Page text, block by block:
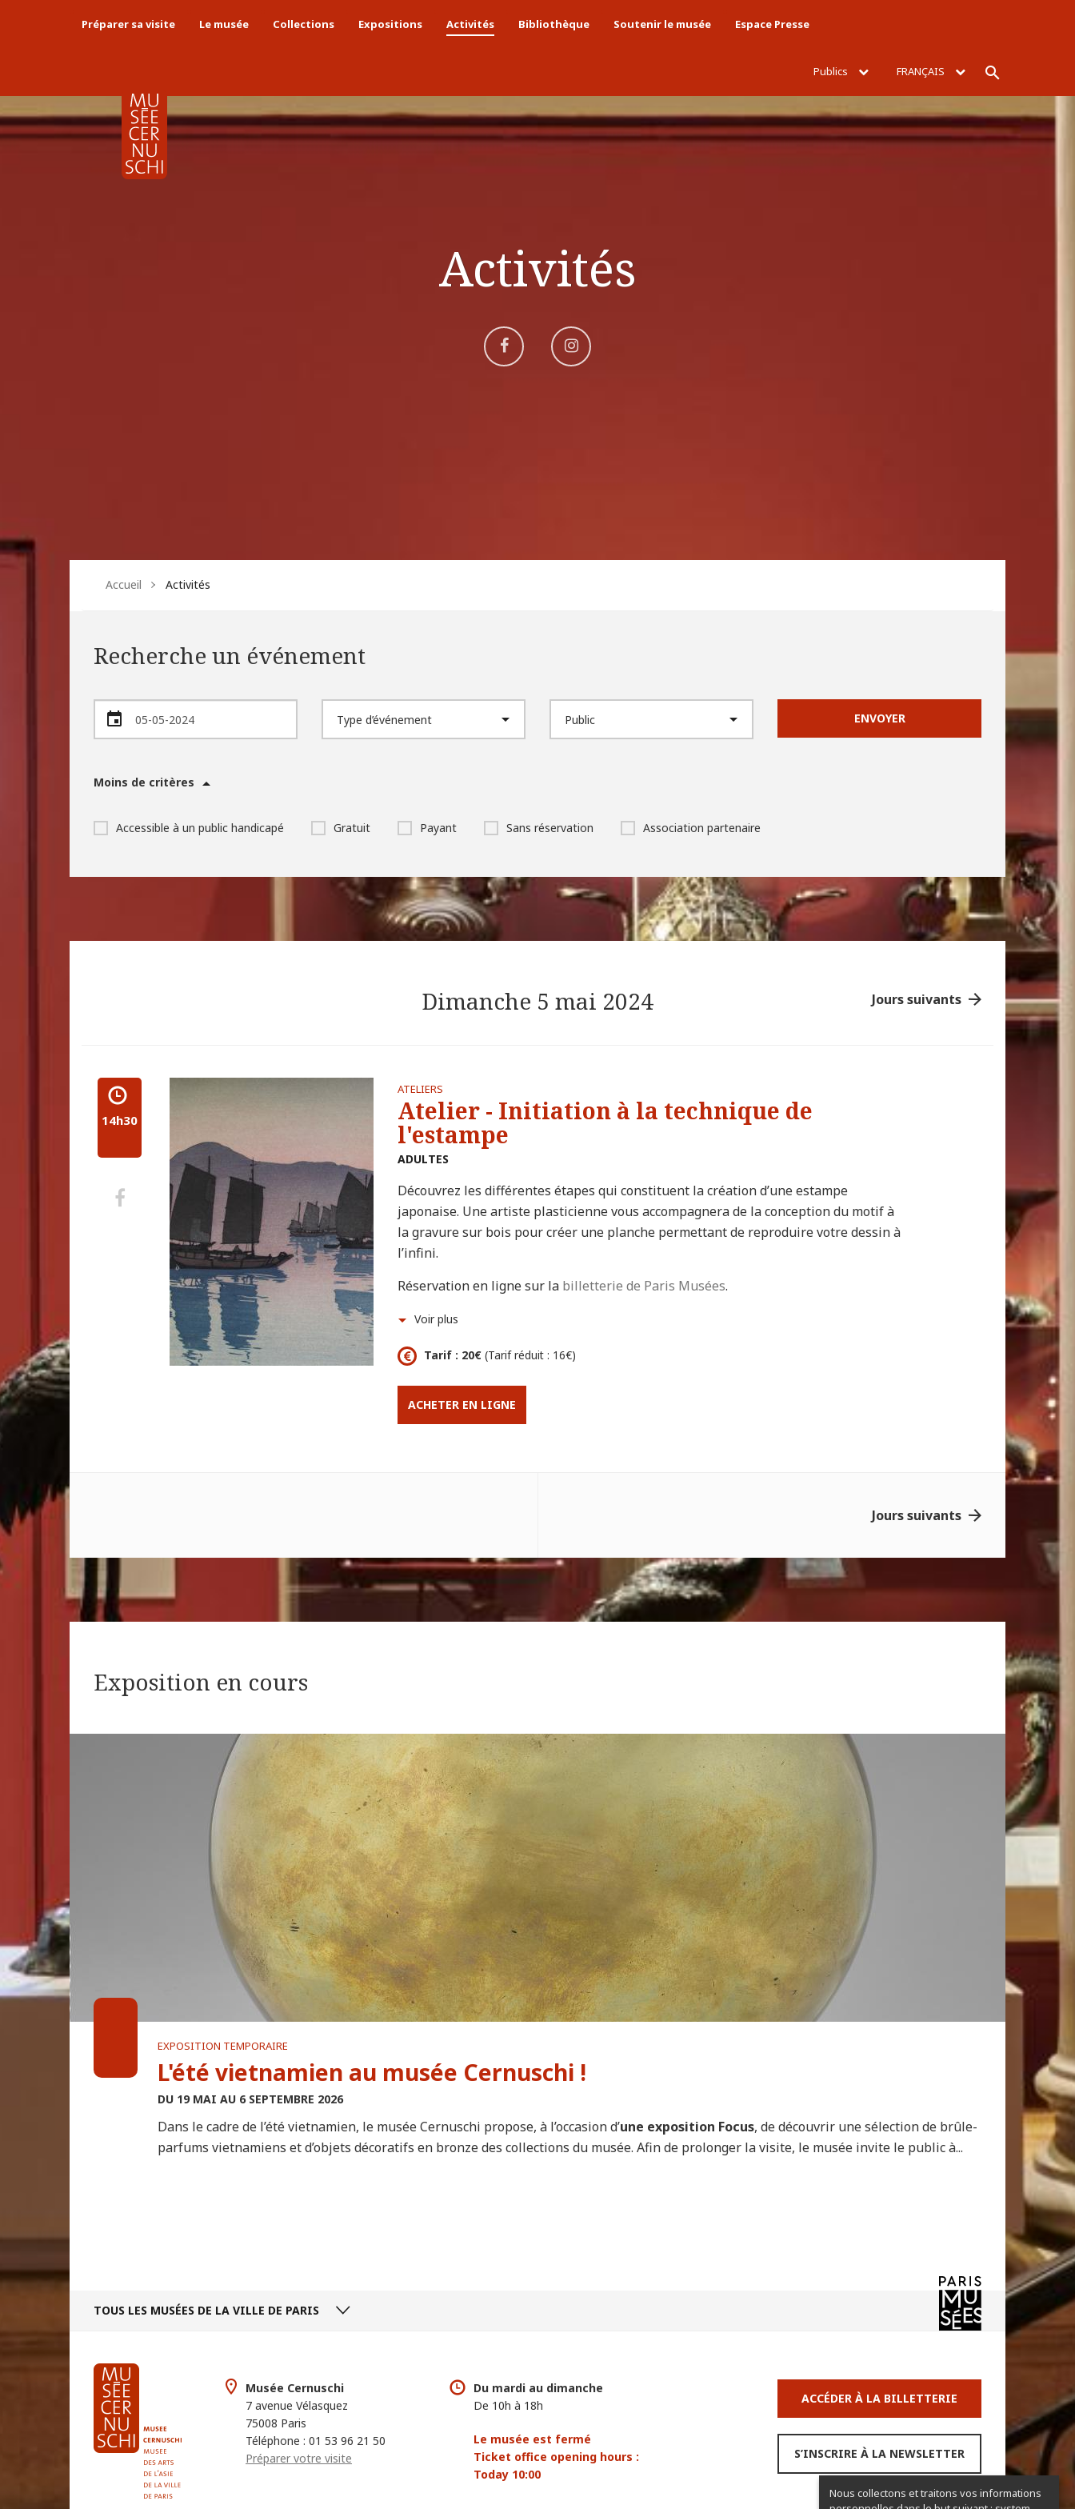
Nous collectons et traitons vos informations
Préparer sa visite Le musée Collections Expositions Activités Bibliothèque Soutenir le musée Espace Presse
Publics FRANÇAIS Rechercher
Activités
Aller
Aller
Accueil Activités
Recherche un événement
ENVOYER
Moins de critères
Accessible à un public handicapé Gratuit Payant Sans réservation Association partenaire
Jours suivants
Dimanche 5 mai 2024
14h30
Partager
Facebook
ATELIERS
Atelier - Initiation à la technique de
l'estampe
ADULTES
Découvrez les différentes étapes qui constituent la création d’une estampe
japonaise. Une artiste plasticienne vous accompagnera de la conception du motif à
la gravure sur bois pour créer une planche permettant de reproduire votre dessin à
l’infini.
Réservation en ligne sur la billetterie de Paris Musées.
Voir plus
Tarif : 20€ (Tarif réduit : 16€)
ACHETER EN LIGNE
Jours suivants
Exposition en cours
EXPOSITION TEMPORAIRE
L'été vietnamien au musée Cernuschi !
DU 19 MAI AU 6 SEPTEMBRE 2026
Dans le cadre de l’été vietnamien, le musée Cernuschi propose, à l’occasion d’une exposition Focus, de découvrir une sélection de brûle-
parfums vietnamiens et d’objets décoratifs en bronze des collections du musée. Afin de prolonger la visite, le musée invite le public à...
TOUS LES MUSÉES DE LA VILLE DE PARIS
Musée Cernuschi
7 avenue Vélasquez
75008 Paris
Téléphone : 01 53 96 21 50
Préparer votre visite
Du mardi au dimanche
De 10h à 18h
Le musée est fermé
Ticket office opening hours :
Today 10:00
ACCÉDER À LA BILLETTERIE
S’INSCRIRE À LA NEWSLETTER